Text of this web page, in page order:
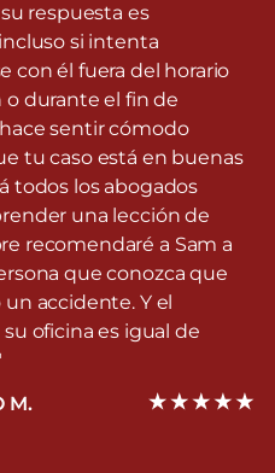
respuesta es
si intenta
con él fuera del horario
durante el fin de
sentir cómodo
tu caso está en buenas
todos los abogados
una lección de
recomendaré a Sam a
que conozca que
accidente. Y el
oficina es igual de
M.